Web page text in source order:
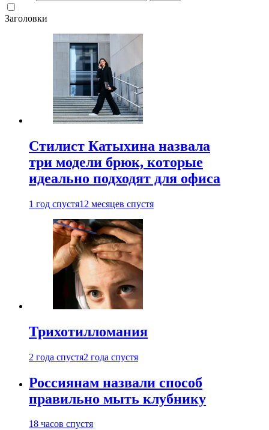
Заголовки
Стилист Катыхина назвала
три модели брюк, которые
идеально подходят для офиса
1 год спустя12 месяцев спустя
Трихотилломания
2 года спустя2 года спустя
Россиянам назвали способ
правильно мыть клубнику
18 часов спустя